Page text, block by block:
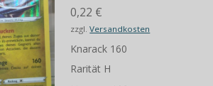
0,22 €
zzgl.Versandkosten
Knarack 160
Rarität H